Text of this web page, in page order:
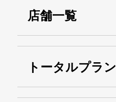
店舗一覧
トータルプラン